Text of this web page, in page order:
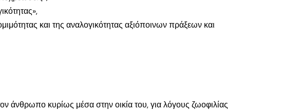
και της αναλογικότητας αξιόποινων πράξεων και
άνθρωπο κυρίως μέσα στην οικία του, για λόγους ζωοφιλίας